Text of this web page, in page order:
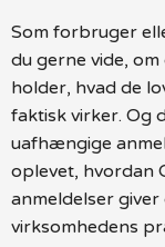
Som forbruger
du gerne vide,
holder, hvad de
faktisk virker. Og
uafhængige
oplevet, hvordan
anmeldelser
virksomhedens